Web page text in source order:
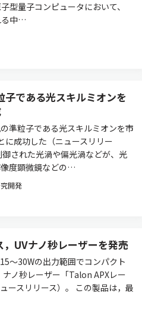
型量子コンピュータにおいて、
る中…
である光スキルミオンを
準粒子である光スキルミオンを市
に成功した（ニュースリリー
された光渦や偏光渦などが、光
度顕微鏡などの…
開発
UVナノ秒レーザーを発売
～30Wの出力範囲でコンパクト
ノ秒レーザー「Talon APXレー
ースリリース）。 この製品は，最